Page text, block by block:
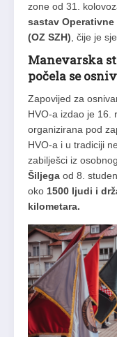
zone od 31.
sastav
(OZ SZH), čije je
Manevarska
počela se
Zapovijed za
HVO-a izdao je 16.
organizirana pod
HVO-a i u tradiciji
zabilješci iz
Šiljega od 8.
oko 1500 ljudi i
kilometara.